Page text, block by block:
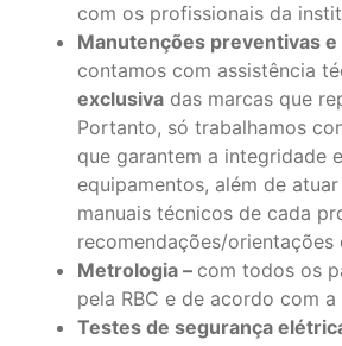
com os profissionais da
Manutenções preventivas
contamos com assistência
exclusiva das marcas que
Portanto, só trabalhamos
que garantem a integridade
equipamentos, além de
manuais técnicos de cada
recomendações/orientações
Metrologia – com todos os
pela RBC e de acordo com a
Testes de segurança